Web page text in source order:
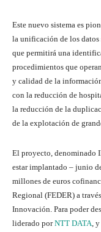
Este nuevo sistema es
la unificación de los
que permitirá una
procedimientos que
y calidad de la
con la reducción de
la reducción de la
de la explotación de
El proyecto, denominado
estar implantado – junio
millones de euros
Regional (FEDER) a
Innovación. Para poder
liderado porNTT DATA,